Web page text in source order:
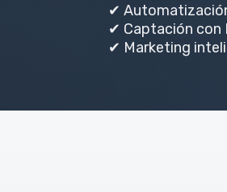
✔
✔ Captación con
✔ Marketing